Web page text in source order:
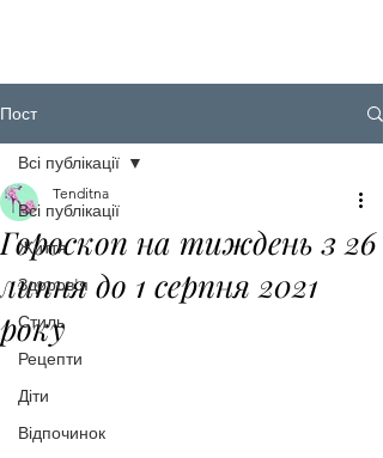
Пост
Всі публікації
Життя
Здоров'я
Стиль
Рецепти
Діти
Відпочинок
Всі публікації
Гороскоп на тиждень з 26
липня до 1 серпня 2021
року
Tenditna